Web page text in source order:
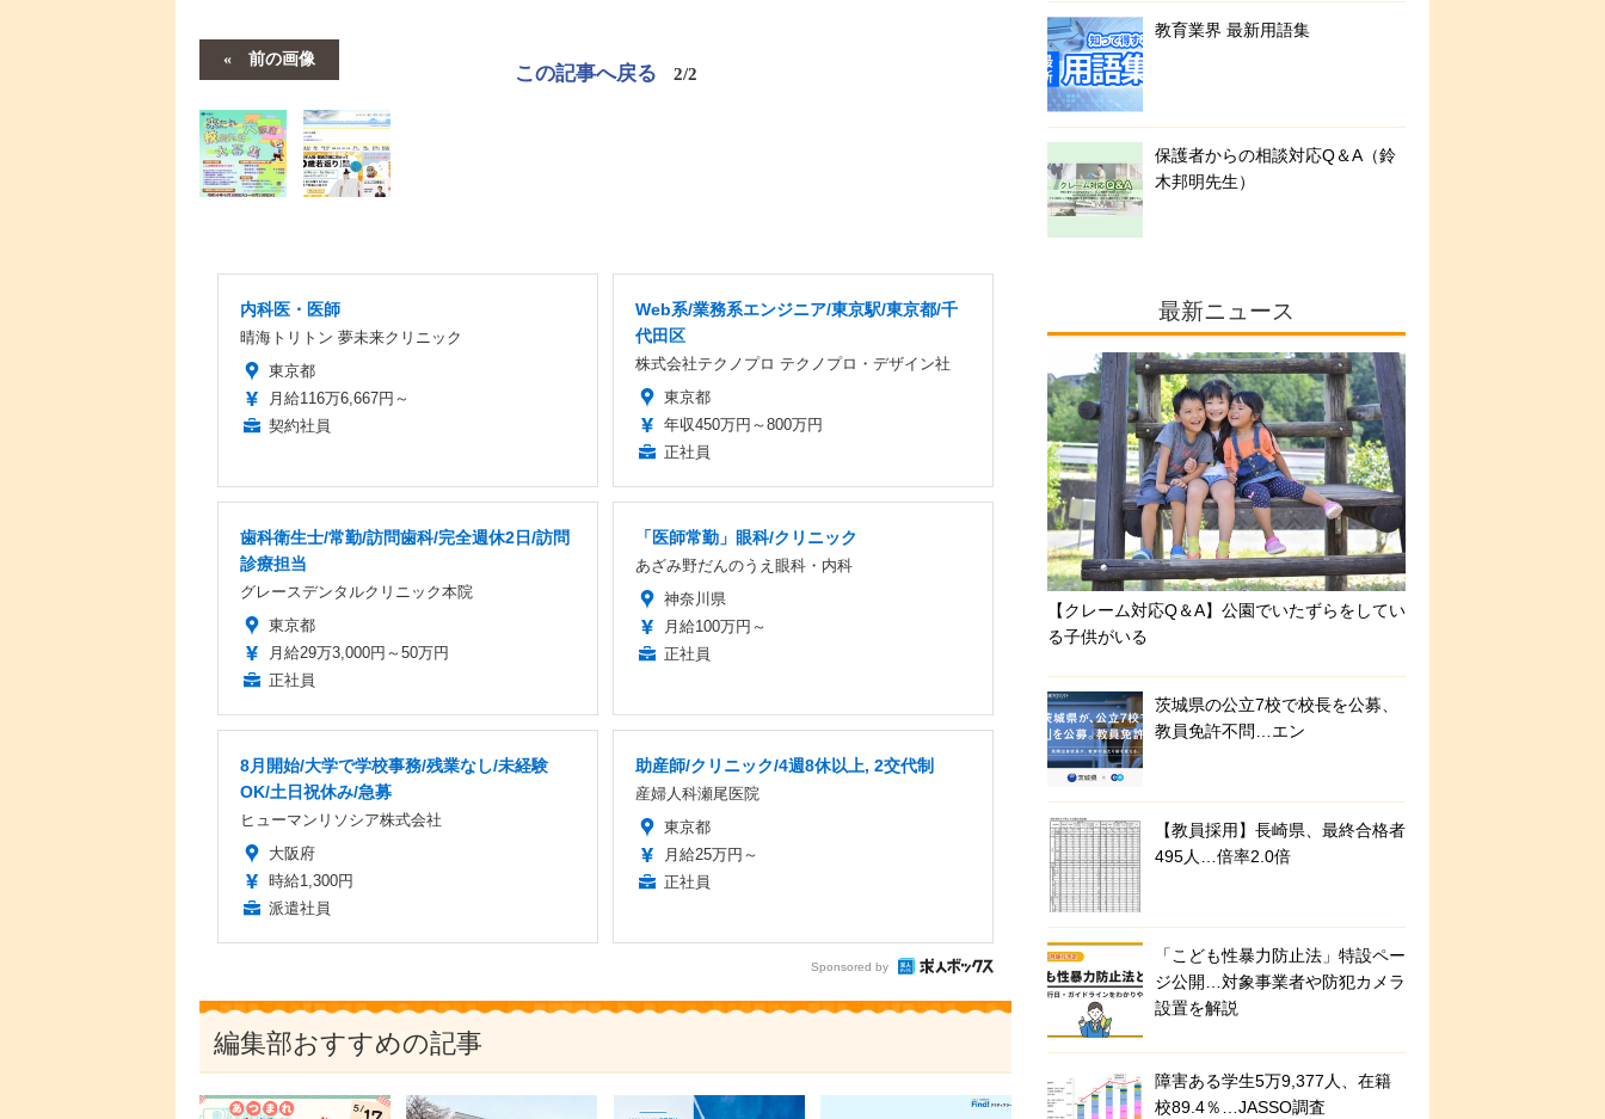
前の画像
この記事へ戻る 2/2
内科医・医師
晴海トリトン 夢未来クリニック
東京都
月給116万6,667円～
契約社員
Web系/業務系エンジニア/東京駅/東京都/千
代田区
株式会社テクノプロ テクノプロ・デザイン社
東京都
年収450万円～800万円
正社員
歯科衛生士/常勤/訪問歯科/完全週休2日/訪問
診療担当
グレースデンタルクリニック本院
東京都
月給29万3,000円～50万円
正社員
「医師常勤」眼科/クリニック
あざみ野だんのうえ眼科・内科
神奈川県
月給100万円～
正社員
8月開始/大学で学校事務/残業なし/未経験
OK/土日祝休み/急募
ヒューマンリソシア株式会社
大阪府
時給1,300円
派遣社員
助産師/クリニック/4週8休以上, 2交代制
産婦人科瀬尾医院
東京都
月給25万円～
正社員
Sponsored by
編集部おすすめの記事
教育業界 最新用語集
保護者からの相談対応Q＆A（鈴
木邦明先生）
最新ニュース
【クレーム対応Q＆A】公園でいたずらをしてい
る子供がいる
茨城県の公立7校で校長を公募、
教員免許不問…エン
【教員採用】長崎県、最終合格者
495人…倍率2.0倍
「こども性暴力防止法」特設ペー
ジ公開…対象事業者や防犯カメラ
設置を解説
障害ある学生5万9,377人、在籍
校89.4％…JASSO調査